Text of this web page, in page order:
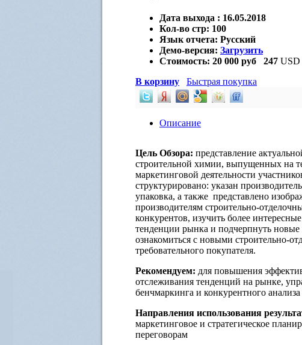
Дата выхода : 16.05.2018
Кол-во стр: 100
Язык отчета: Русский
Демо-версия: Загрузить
Стоимость: 20 000 руб 247 USD
В корзину
Быстрая покупка
Описание
Цель Обзора: представление
строительной химии, выпущенных на
маркетинговой деятельности
структурировано: указан
упаковка, а также представлено
производителям строительно-
конкурентов, изучить более
тенденции рынка и подчерпнуть новые
ознакомиться с новыми строительно-
требовательного покупателя.
Рекомендуем: для повышения
отслеживания тенденций на рынке,
бенчмаркинга и конкурентного
Направления использования
маркетинговое и стратегическое
переговорам